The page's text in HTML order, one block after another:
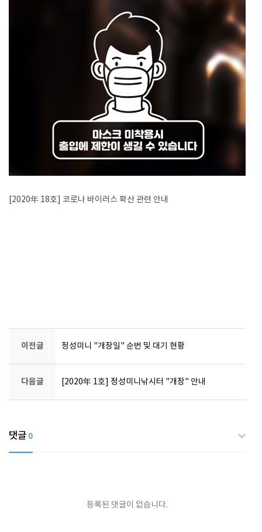
[2020年 18호] 코로나 바이러스 확산 관련 안내
이전글 정성미니 "개장일" 순번 및 대기 현황
다음글 [2020年 1호] 정성미니낚시터 "개장" 안내
댓글 0
등록된 댓글이 없습니다.